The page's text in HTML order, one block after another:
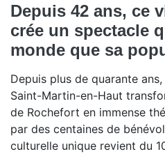
Depuis 42 ans, ce
crée un spectacle
monde que sa
Depuis plus de quarante
Saint-Martin-en-Haut
de Rochefort en immense
par des centaines de
culturelle unique revient du